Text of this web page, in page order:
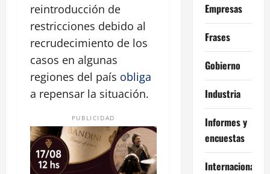
reintroducción de
restricciones debido al
recrudecimiento de los
casos en algunas
regiones del país obliga
a repensar la situación.
PUBLICIDAD
Empresas
Frases
Gobierno
Industria
Informes y
encuestas
Internacional